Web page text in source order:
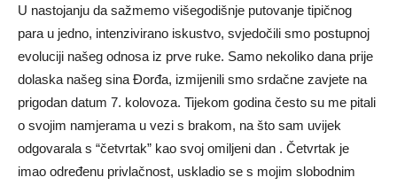
U nastojanju da sažmemo višegodišnje putovanje tipičnog
para u jedno, intenzivirano iskustvo, svjedočili smo postupnoj
evoluciji našeg odnosa iz prve ruke. Samo nekoliko dana prije
dolaska našeg sina Đorđa, izmijenili smo srdačne zavjete na
prigodan datum 7. kolovoza. Tijekom godina često su me pitali
o svojim namjerama u vezi s brakom, na što sam uvijek
odgovarala s “četvrtak” kao svoj omiljeni dan . Četvrtak je
imao određenu privlačnost, uskladio se s mojim slobodnim